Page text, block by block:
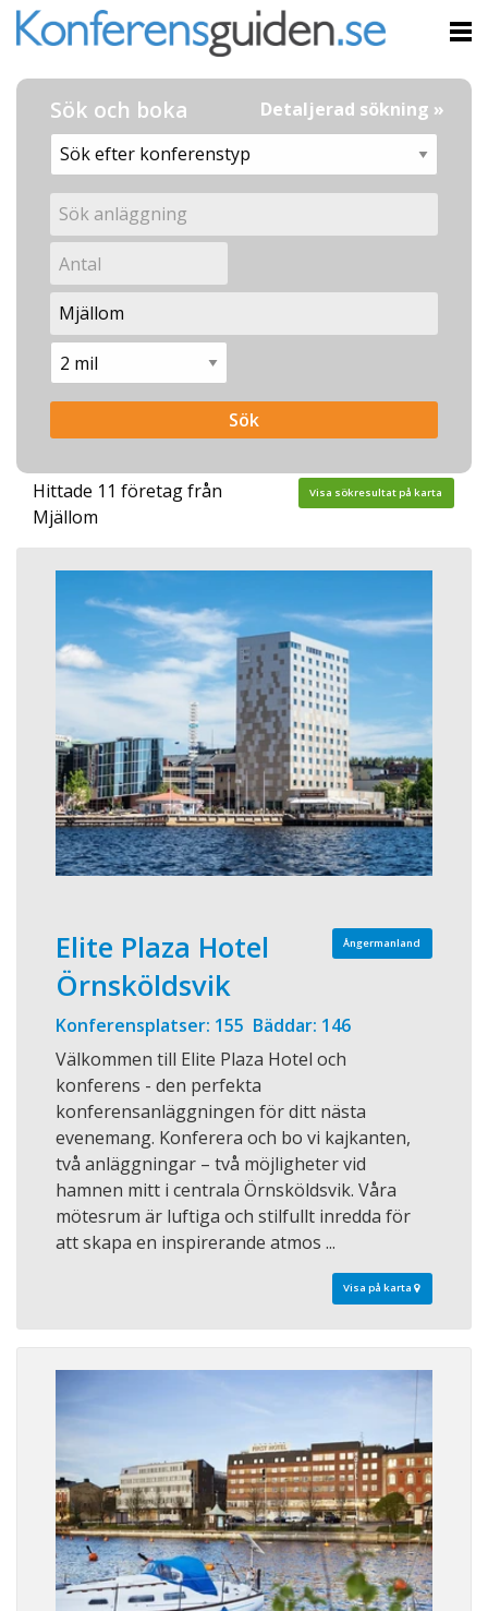
Sök och boka Detaljerad sökning »
Hittade 11 företag från
Mjällom
Visa sökresultat på karta
Ångermanland
Elite Plaza Hotel
Örnsköldsvik
Konferensplatser: 155 Bäddar: 146
Välkommen till Elite Plaza Hotel och
konferens - den perfekta
konferensanläggningen för ditt nästa
evenemang. Konferera och bo vi kajkanten,
två anläggningar – två möjligheter vid
hamnen mitt i centrala Örnsköldsvik. Våra
mötesrum är luftiga och stilfullt inredda för
att skapa en inspirerande atmos ...
Visa på karta